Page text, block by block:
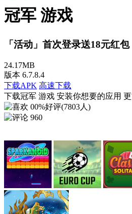
冠军 游戏
「活动」首次登录送18元红包
24.17MB
版本 6.7.8.4
下载APK 高速下载
下载冠军 游戏 安装你想要的应用
00%好评(7803人)
960